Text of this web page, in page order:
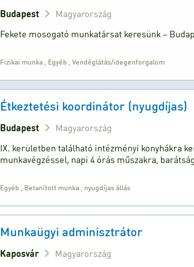
Budapest
Magyarország
Fekete mosogató munkatársat keresünk –
Fizikai munka Egyéb ,Vendéglátás/idegenforgalom
Étkeztetési koordinátor (nyugdíjas)
Budapest
Magyarország
IX. kerületben található intézményi konyhákra
munkavégzéssel, napi 4 órás műszakra,
Egyéb Betanított munka nyugdíjas állás
Munkaügyi adminisztrátor
Kaposvár
Magyarország